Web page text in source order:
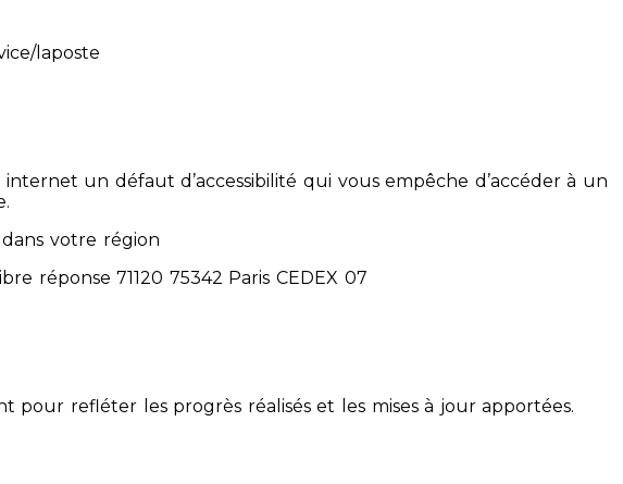
laposte
un défaut d’accessibilité qui vous empêche d’accéder à un
votre région
réponse 71120 75342 Paris CEDEX 07
pour refléter les progrès réalisés et les mises à jour apportées.